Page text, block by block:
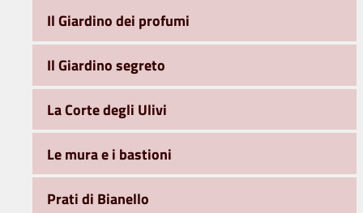
Il Giardino dei profumi
Il Giardino segreto
La Corte degli Ulivi
Le mura e i bastioni
Prati di Bianello